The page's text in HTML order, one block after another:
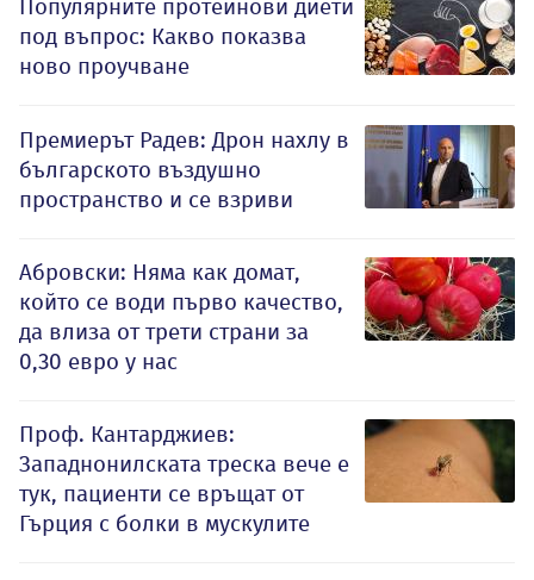
Популярните протеинови диети
под въпрос: Какво показва
ново проучване
Премиерът Радев: Дрон нахлу в
българското въздушно
пространство и се взриви
Абровски: Няма как домат,
който се води първо качество,
да влиза от трети страни за
0,30 евро у нас
Проф. Кантарджиев:
Западнонилската треска вече е
тук, пациенти се връщат от
Гърция с болки в мускулите